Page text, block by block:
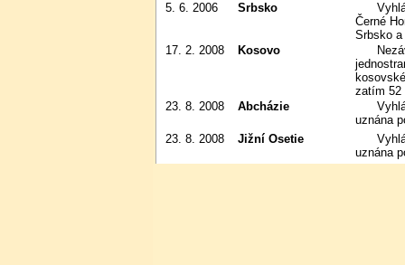
5. 6. 2006
Srbsko
Vyhlášení samostatnosti po odtržení
Černé
Srbsko a
17. 2. 2008
Kosovo
Nezávislost na Srbsku podle
zatím 52
23. 8. 2008
Abcházie
Vyhlášena nezávislost na Gruzii
uznána
23. 8. 2008
Jižní Osetie
Vyhlášena nezávislost na Gruzii
uznána